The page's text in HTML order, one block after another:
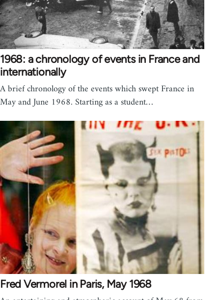
1968: a chronology of events in France and
internationally
A brief chronology of the events which swept France in
May and June 1968. Starting as a student…
Fred Vermorel in Paris, May 1968